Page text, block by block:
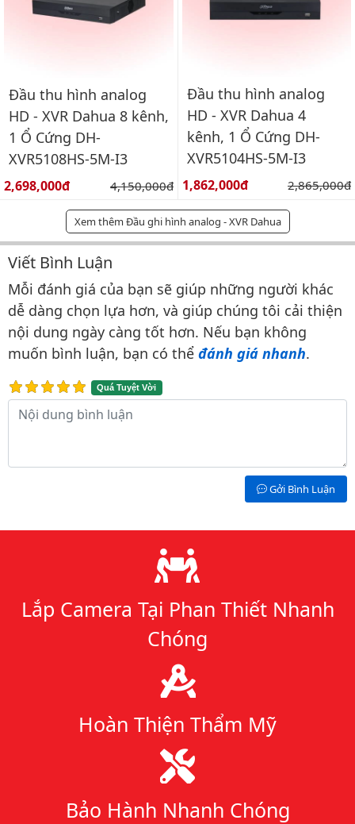
Đầu thu hình analog
HD - XVR Dahua 8 kênh,
1 Ổ Cứng DH-
XVR5108HS-5M-I3
Giá bán:
2,698,000đ Giá gốc:
4,150,000đ
Đầu thu hình analog
HD - XVR Dahua 4
kênh, 1 Ổ Cứng DH-
XVR5104HS-5M-I3
Giá bán:
1,862,000đ Giá gốc:
2,865,000đ
Xem thêm Đầu ghi hình analog - XVR Dahua
Bình luận & Đánh giá
Viết Bình Luận
Mỗi đánh giá của bạn sẽ giúp những người khác
dễ dàng chọn lựa hơn, và giúp chúng tôi cải thiện
nội dung ngày càng tốt hơn. Nếu bạn không
muốn bình luận, bạn có thể đánh giá nhanh.
Quá Tuyệt Vời
Nội dung bình luận
Gởi Bình Luận
Lý do chọn chúng tôi
Lắp Camera Tại Phan Thiết Nhanh
Chóng
Hoàn Thiện Thẩm Mỹ
Bảo Hành Nhanh Chóng